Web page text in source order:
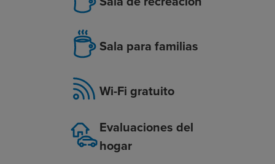
Sala para familias
Wi-Fi gratuito
Evaluaciones del
hogar